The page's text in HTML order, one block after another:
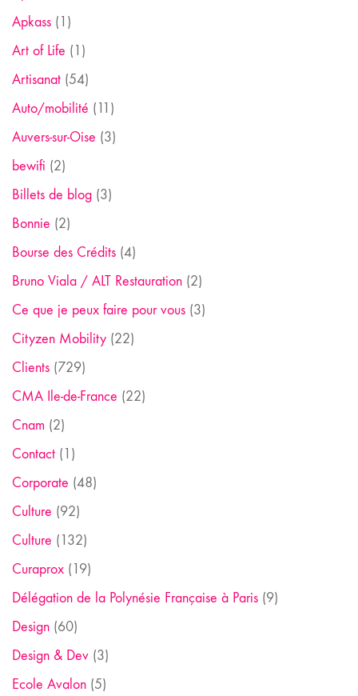
Apkass (1)
Art of Life (1)
Artisanat (54)
Auto/mobilité (11)
Auvers-sur-Oise (3)
bewifi (2)
Billets de blog (3)
Bonnie (2)
Bourse des Crédits (4)
Bruno Viala / ALT Restauration (2)
Ce que je peux faire pour vous (3)
Cityzen Mobility (22)
Clients (729)
CMA Ile-de-France (22)
Cnam (2)
Contact (1)
Corporate (48)
Culture (92)
Culture (132)
Curaprox (19)
Délégation de la Polynésie Française à Paris (9)
Design (60)
Design & Dev (3)
Ecole Avalon (5)